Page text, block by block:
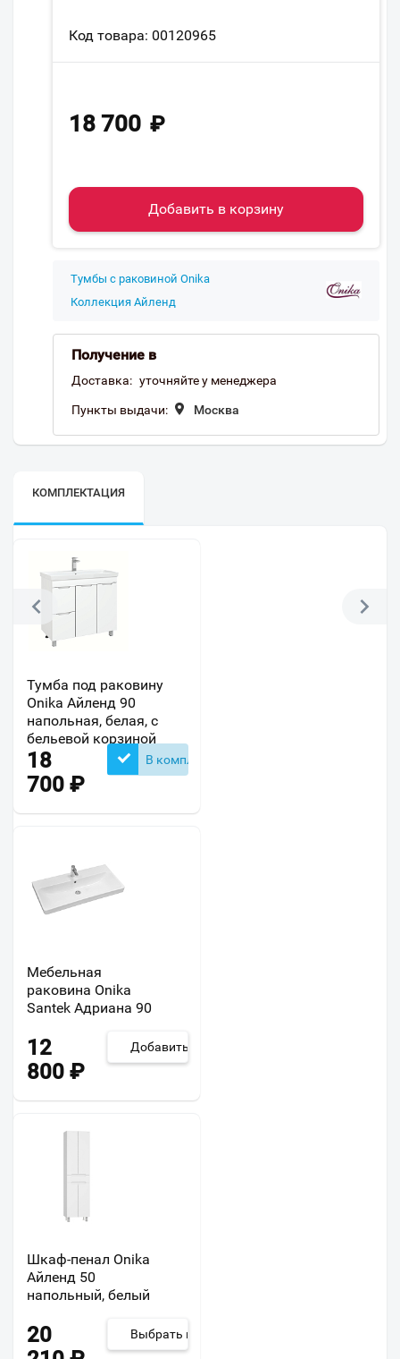
Код товара: 00120965
18 700 ₽
Добавить в корзину
Тумбы с раковиной Onika
Коллекция Айленд
Получение в
Доставка: уточняйте у менеджера
Пункты выдачи: Москва
КОМПЛЕКТАЦИЯ
Тумба под раковину
Onika Айленд 90
напольная, белая, с
бельевой корзиной
18
700 ₽
В комплекте
Мебельная
раковина Onika
Santek Адриана 90
12
800 ₽
Добавить
Шкаф-пенал Onika
Айленд 50
напольный, белый
20
Выбрать из 2